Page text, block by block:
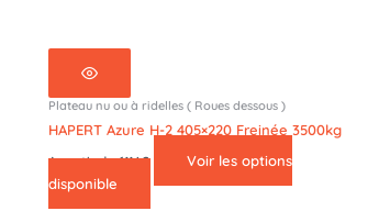
Plateau nu ou à ridelles ( Roues dessous )
HAPERT Azure H-2 405×220 Freinée 3500kg
A partir de 6114€
Voir les options
disponible